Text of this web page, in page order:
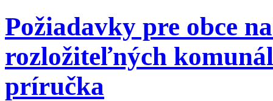
Požiadavky pre obce
rozložiteľných
príručka